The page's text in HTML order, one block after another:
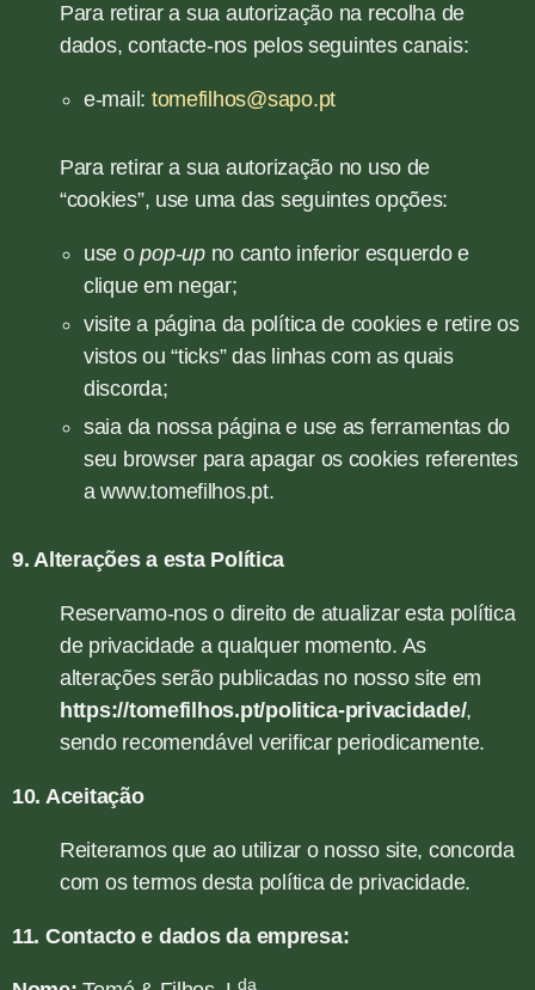
Para retirar a sua autorização na recolha de
dados, contacte-nos pelos seguintes canais:
e-mail: tomefilhos@sapo.pt
Para retirar a sua autorização no uso de
“cookies”, use uma das seguintes opções:
use opop-upno canto inferior esquerdo e
clique em negar;
visite a página da política de cookies e retire os
vistos ou “ticks” das linhas com as quais
discorda;
saia da nossa página e use as ferramentas do
seu browser para apagar os cookies referentes
a www.tomefilhos.pt.
9. Alterações a esta Política
Reservamo-nos o direito de atualizar esta política
de privacidade a qualquer momento. As
alterações serão publicadas no nosso site em
https://tomefilhos.pt/politica-privacidade/,
sendo recomendável verificar periodicamente.
10. Aceitação
Reiteramos que ao utilizar o nosso site, concorda
com os termos desta política de privacidade.
11. Contacto e dados da empresa:
da